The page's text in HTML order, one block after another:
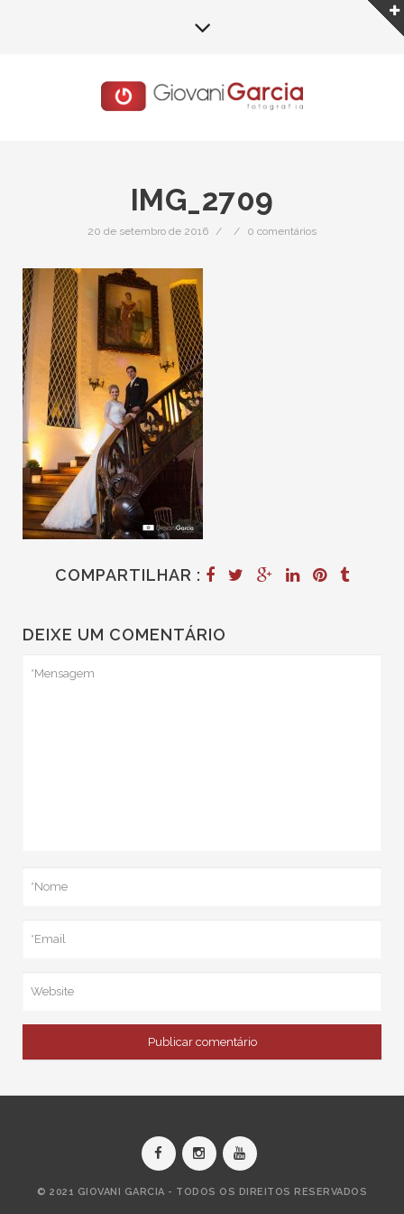
IMG_2709
20 de setembro de 2016 / / 0 comentários
COMPARTILHAR :
DEIXE UM COMENTÁRIO
© 2021 GIOVANI GARCIA - TODOS OS DIREITOS RESERVADOS